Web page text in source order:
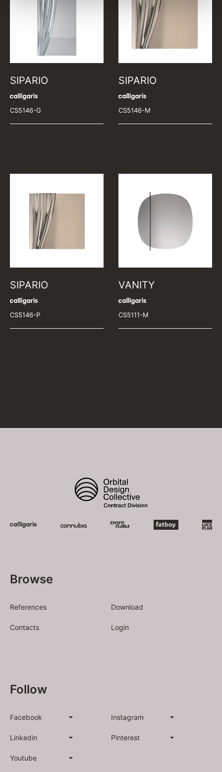
SIPARIO
CS5146-G
SIPARIO
CS5146-M
SIPARIO
CS5146-P
VANITY
CS5111-M
Browse
References Download
Contacts Login
Follow
Facebook Instagram
Linkedin Pinterest
Youtube